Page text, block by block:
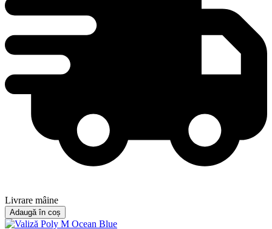
Livrare mâine
Adaugă în coș